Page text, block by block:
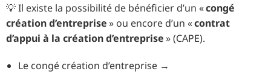
💡 Il existe la possibilité de bénéficier d’un «congé
création d’entreprise» ou encore d’un «contrat
d’appui à la création d’entreprise» (CAPE).
Le congé création d’entreprise →